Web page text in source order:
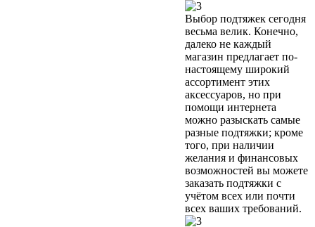
Выбор подтяжек сегодня
весьма велик. Конечно,
далеко не каждый
магазин предлагает по-
настоящему широкий
ассортимент этих
аксессуаров, но при
помощи интернета
можно разыскать самые
разные подтяжки; кроме
того, при наличии
желания и финансовых
возможностей вы можете
заказать подтяжки с
учётом всех или почти
всех ваших требований.